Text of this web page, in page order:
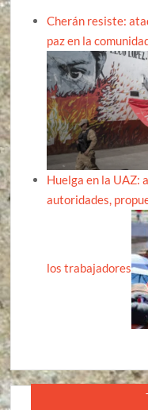
Cherán resiste:
paz en la
Huelga en la UAZ:
autoridades,
los trabajadores